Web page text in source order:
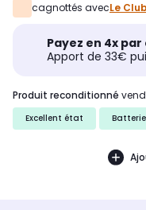
cagnottés avecLe
Payez en 4x
Apport de 33€
produit reconditionné
Excellent état